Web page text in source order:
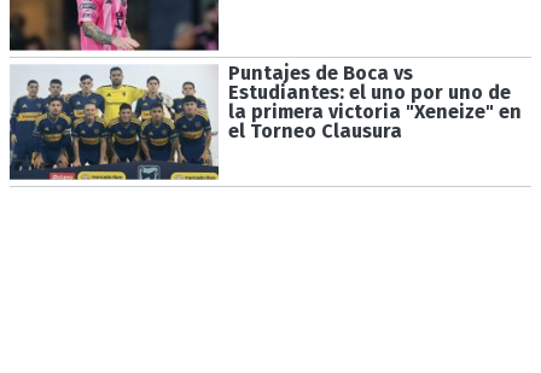
Puntajes de Boca vs
Estudiantes: el uno por uno de
la primera victoria "Xeneize" en
el Torneo Clausura